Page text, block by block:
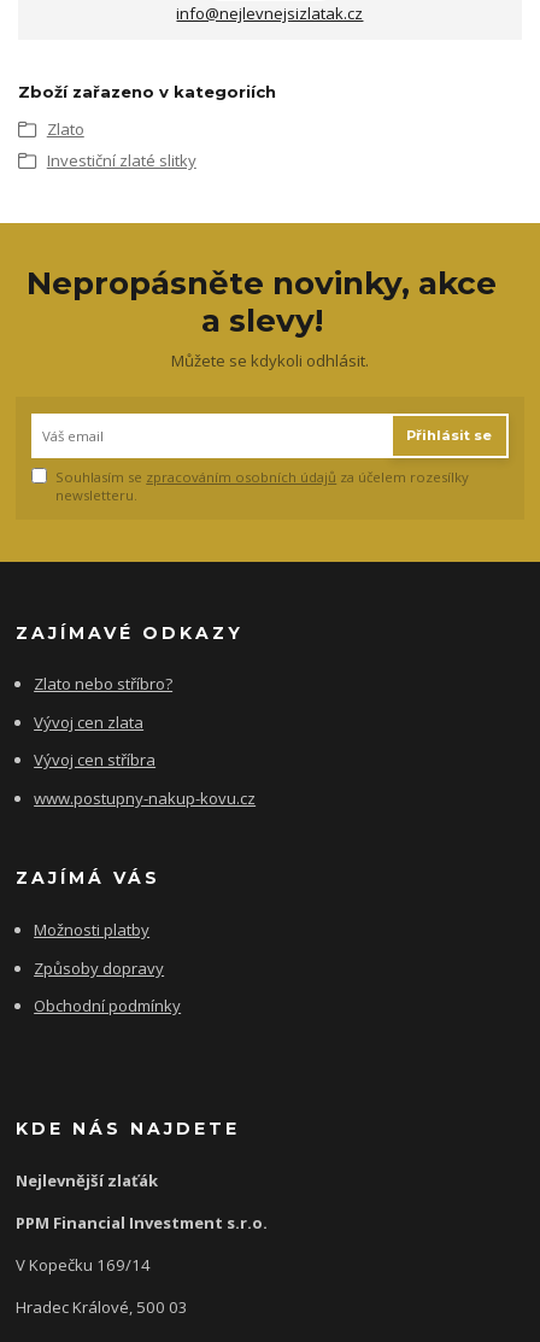
info@nejlevnejsizlatak.cz
Zboží zařazeno v kategoriích
Zlato
Investiční zlaté slitky
Nepropásněte novinky, akce
a slevy!
Můžete se kdykoli odhlásit.
Přihlásit se
Souhlasím se zpracováním osobních údajů za účelem rozesílky
newsletteru.
ZAJÍMAVÉ ODKAZY
Zlato nebo stříbro?
Vývoj cen zlata
Vývoj cen stříbra
www.postupny-nakup-kovu.cz
ZAJÍMÁ VÁS
Možnosti platby
Způsoby dopravy
Obchodní podmínky
KDE NÁS NAJDETE
Nejlevnější zlaťák
PPM Financial Investment s.r.o.
V Kopečku 169/14
Hradec Králové, 500 03